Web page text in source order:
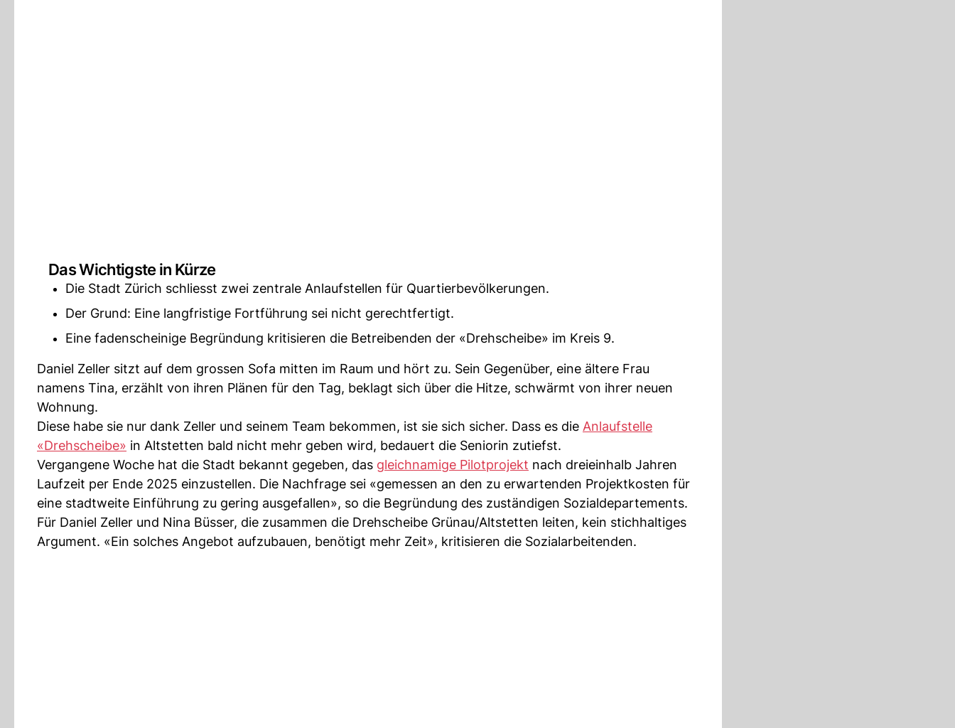
Das Wichtigste in Kürze
Die Stadt Zürich schliesst zwei zentrale Anlaufstellen für Quartierbevölkerungen.
Der Grund: Eine langfristige Fortführung sei nicht gerechtfertigt.
Eine fadenscheinige Begründung kritisieren die Betreibenden der «Drehscheibe» im Kreis 9.
Daniel Zeller sitzt auf dem grossen Sofa mitten im Raum und hört zu. Sein Gegenüber, eine ältere Frau
namens Tina, erzählt von ihren Plänen für den Tag, beklagt sich über die Hitze, schwärmt von ihrer neuen
Wohnung.
Diese habe sie nur dank Zeller und seinem Team bekommen, ist sie sich sicher. Dass es die Anlaufstelle
«Drehscheibe» in Altstetten bald nicht mehr geben wird, bedauert die Seniorin zutiefst.
Vergangene Woche hat die Stadt bekannt gegeben, das gleichnamige Pilotprojekt nach dreieinhalb Jahren
Laufzeit per Ende 2025 einzustellen. Die Nachfrage sei «gemessen an den zu erwartenden Projektkosten für
eine stadtweite Einführung zu gering ausgefallen», so die Begründung des zuständigen Sozialdepartements.
Für Daniel Zeller und Nina Büsser, die zusammen die Drehscheibe Grünau/Altstetten leiten, kein stichhaltiges
Argument. «Ein solches Angebot aufzubauen, benötigt mehr Zeit», kritisieren die Sozialarbeitenden.